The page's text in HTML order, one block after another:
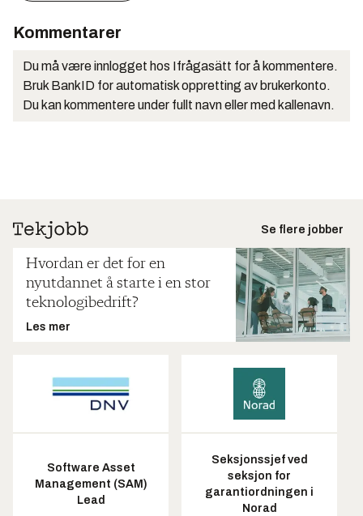
Kommentarer
Du må være innlogget hos Ifrågasätt for å kommentere.
Bruk BankID for automatisk oppretting av brukerkonto.
Du kan kommentere under fullt navn eller med kallenavn.
Se flere jobber
Hvordan er det for en
nyutdannet å starte i en stor
teknologibedrift?
Les mer
Software Asset
Management (SAM)
Lead
Seksjonssjef ved
seksjon for
garantiordningen i
Norad